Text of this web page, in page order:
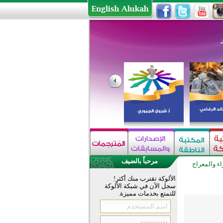
والمعراج مرحباً بالضيف
الألوكة تقترب منك أكثر!
سجل الآن في شبكة الألوكة
للتمتع بخدمات مميزة.